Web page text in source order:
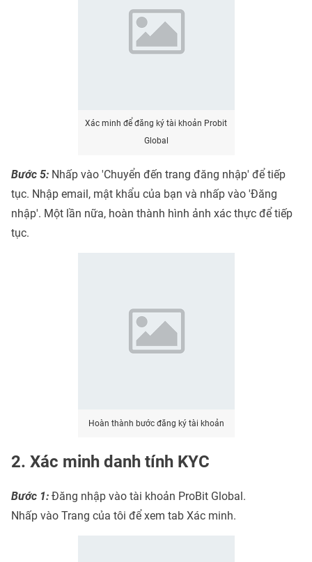
Xác minh để đăng ký tài khoản Probit
Global
Bước 5: Nhấp vào 'Chuyển đến trang đăng nhập' để tiếp
tục. Nhập email, mật khẩu của bạn và nhấp vào 'Đăng
nhập'. Một lần nữa, hoàn thành hình ảnh xác thực để tiếp
tục.
Hoàn thành bước đăng ký tài khoản
2. Xác minh danh tính KYC
Bước 1: Đăng nhập vào tài khoản ProBit Global.
Nhấp vào Trang của tôi để xem tab Xác minh.